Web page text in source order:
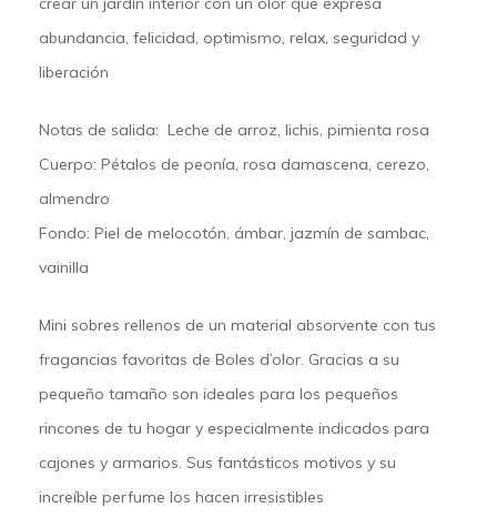
abundancia, felicidad, optimismo, relax, seguridad y
liberación
Notas de salida: Leche de arroz, lichis, pimienta rosa
Cuerpo: Pétalos de peonía, rosa damascena, cerezo,
almendro
Fondo: Piel de melocotón, ámbar, jazmín de sambac,
vainilla
Mini sobres rellenos de un material absorvente con tus
fragancias favoritas de Boles d’olor. Gracias a su
pequeño tamaño son ideales para los pequeños
rincones de tu hogar y especialmente indicados para
cajones y armarios. Sus fantásticos motivos y su
increíble perfume los hacen irresistibles